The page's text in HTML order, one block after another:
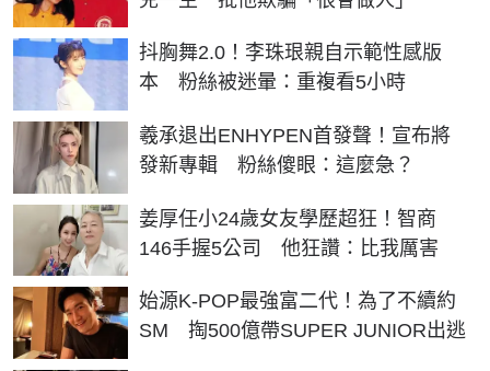
抖胸舞2.0！李珠珢親自示範性感版
本 粉絲被迷暈：重複看5小時
羲承退出ENHYPEN首發聲！宣布將
發新專輯 粉絲傻眼：這麼急？
姜厚任小24歲女友學歷超狂！智商
146手握5公司 他狂讚：比我厲害
始源K-POP最強富二代！為了不續約
SM 掏500億帶SUPER JUNIOR出逃